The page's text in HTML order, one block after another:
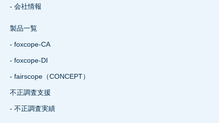
- 会社情報
製品一覧
- foxcope-CA
- foxcope-DI
- fairscope（CONCEPT）
不正調査支援
- 不正調査実績